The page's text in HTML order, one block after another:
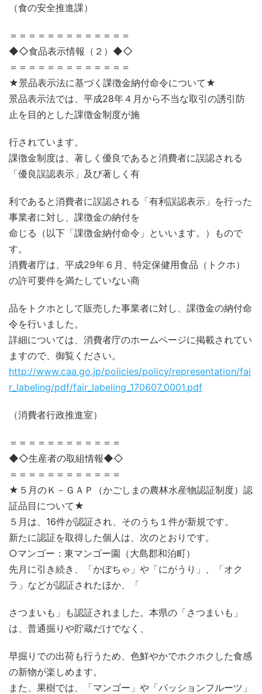
（食の安全推進課）
＝＝＝＝＝＝＝＝＝＝＝＝＝
◆◇食品表示情報（２）◆◇
＝＝＝＝＝＝＝＝＝＝＝＝＝
★景品表示法に基づく課徴金納付命令について★
景品表示法では、平成28年４月から不当な取引の誘引防
止を目的とした課徴金制度が施
行されています。
課徴金制度は、著しく優良であると消費者に誤認される
「優良誤認表示」及び著しく有
利であると消費者に誤認される「有利誤認表示」を行った
事業者に対し、課徴金の納付を
命じる（以下「課徴金納付命令」といいます。）もので
す。
消費者庁は、平成29年６月、特定保健用食品（トクホ）
の許可要件を満たしていない商
品をトクホとして販売した事業者に対し、課徴金の納付命
令を行いました。
詳細については、消費者庁のホームページに掲載されてい
ますので、御覧ください。
http://www.caa.go.jp/policies/policy/representation/fai
r_labeling/pdf/fair_labeling_170607_0001.pdf
（消費者行政推進室）
＝＝＝＝＝＝＝＝＝＝＝＝
◆◇生産者の取組情報◆◇
＝＝＝＝＝＝＝＝＝＝＝＝
★５月のＫ－ＧＡＰ（かごしまの農林水産物認証制度）認
証品目について★
５月は、16件が認証され、そのうち１件が新規です。
新たに認証を取得した個人は、次のとおりです。
○マンゴー：東マンゴー園（大島郡和泊町）
先月に引き続き、「かぼちゃ」や「にがうり」、「オク
ラ」などが認証されたほか、「
さつまいも」も認証されました。本県の「さつまいも」
は、普通掘りや貯蔵だけでなく、
早掘りでの出荷も行うため、色鮮やかでホクホクした食感
の新物が楽しめます。
また、果樹では、「マンゴー」や「パッションフルーツ」